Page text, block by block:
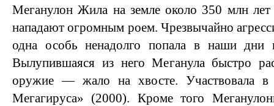
Меганулон Жила на земле около 350 млн
нападают огромным роем. Чрезвычайно
одна особь ненадолго попала в наши дни
Вылупившаяся из него Меганула быстро
оружие — жало на хвосте. Участвовала в
Мегагируса» (2000). Кроме того